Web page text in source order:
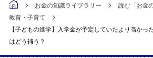
お金の知識ライブラリー
読む「お金
教育・子育て
【子どもの進学】入学金が予定していたより高かっ
はどう補う？